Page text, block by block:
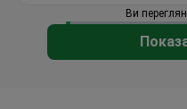
Ви